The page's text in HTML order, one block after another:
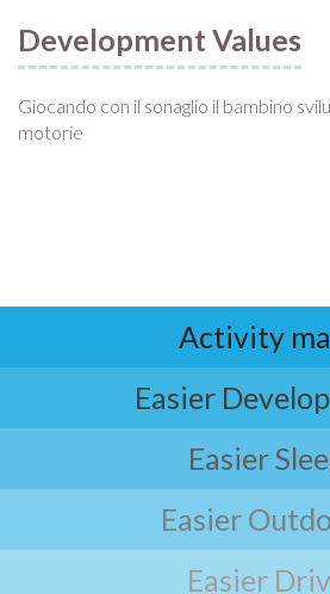
Development Values
Giocando con il sonaglio il bambino
motorie
Activity
Easier
Easier
Easier
Easier